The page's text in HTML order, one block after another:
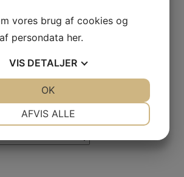
vores brug af cookies og
persondata her.
VIS DETALJER
AFVIS ALLE
OK